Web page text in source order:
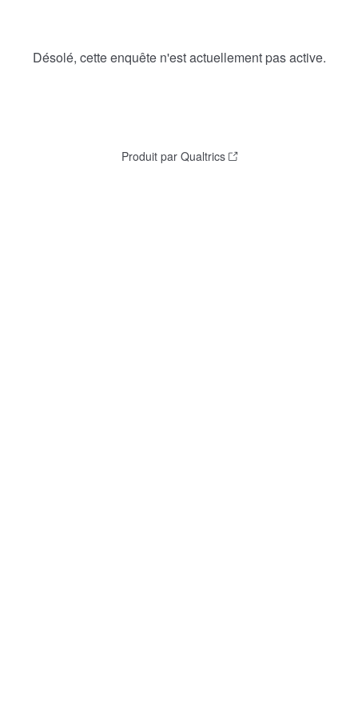
Désolé, cette enquête n'est actuellement pas active.
Produit par Qualtrics